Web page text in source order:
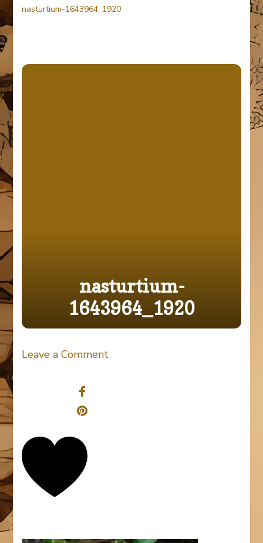
nasturtium-1643964_1920
nasturtium-
1643964_1920
Leave a Commenton